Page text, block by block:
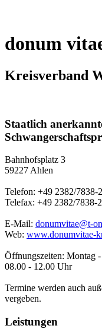
donum
Kreisverband
Staatlich
Bahnhofsplatz 3
59227 Ahlen
Telefon: +49 2382/7838-
Telefax: +49 2382/7838-
E-Mail: donumvitae@t-
Web: www.donumvitae-
Öffnungszeiten: Montag
08.00 - 12.00 Uhr
Termine werden auch
vergeben.
Leistungen